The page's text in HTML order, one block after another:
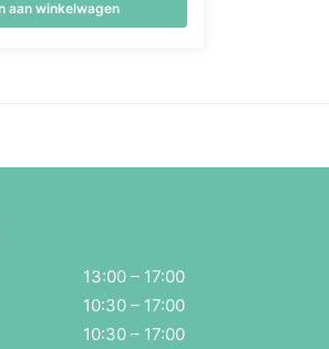
aan winkelwagen
13:00 – 17:00
10:30 – 17:00
10:30 – 17:00